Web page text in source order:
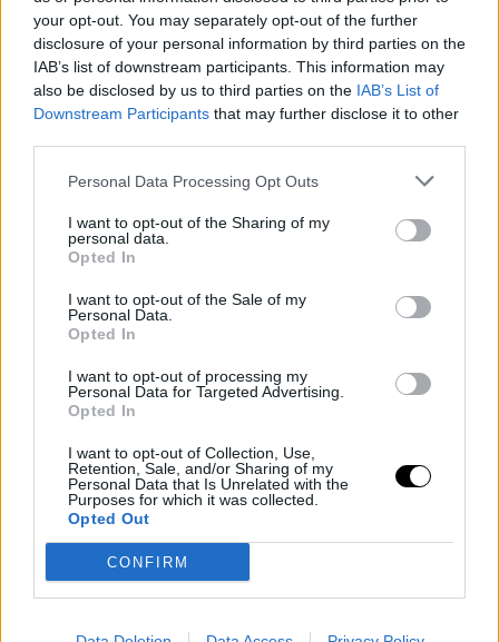
your opt-out. You may separately opt-out of the further
disclosure of your personal information by third parties on the
IAB’s list of downstream participants. This information may
also be disclosed by us to third parties on the IAB’s List of
Downstream Participants that may further disclose it to other
Personal Data Processing Opt Outs
I want to opt-out of the Sharing of my
personal data.
Opted In
I want to opt-out of the Sale of my
Personal Data.
Opted In
I want to opt-out of processing my
Personal Data for Targeted Advertising.
Opted In
I want to opt-out of Collection, Use,
Retention, Sale, and/or Sharing of my
Personal Data that Is Unrelated with the
Purposes for which it was collected.
Opted Out
CONFIRM
Μπέτυ Λιβανού, Κατερίνα Τερζοπούλου, Αϊνόλα Τερζοπούλου
και Κατερίνα Τσάβαλου/Φωτογραφία: NDP photo agency